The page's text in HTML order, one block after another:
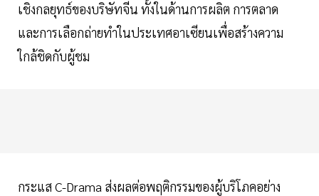
เชิงกลยุทธ์ของบริษัทจีน ทั้งในด้านการผลิต การตลาด
และการเลือกถ่ายทำในประเทศอาเซียนเพื่อสร้างความ
ใกล้ชิดกับผู้ชม
กระแส C-Drama ส่งผลต่อพฤติกรรมของผู้บริโภคอย่าง